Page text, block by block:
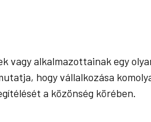
vagy alkalmazottainak egy
hogy vállalkozása
a közönség körében.